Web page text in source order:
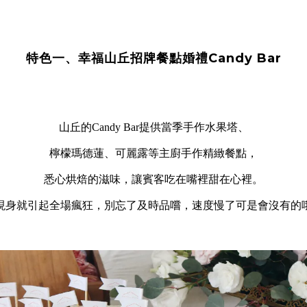
特色一、幸福山丘招牌餐點婚禮Candy Bar
山丘的Candy Bar提供當季手作水果塔、
檸檬瑪德蓮、可麗露等主廚手作精緻餐點，
悉心烘焙的滋味，讓賓客吃在嘴裡甜在心裡。
身就引起全場瘋狂，別忘了及時品嚐， 速度慢了可是會沒有的